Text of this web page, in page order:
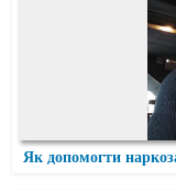
Як допомогти